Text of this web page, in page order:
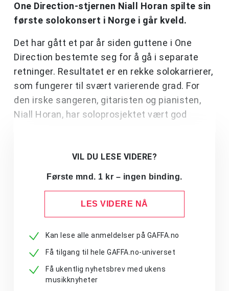
One Direction-stjernen Niall Horan spilte sin
første solokonsert i Norge i går kveld.
Det har gått et par år siden guttene i One
Direction bestemte seg for å gå i separate
retninger. Resultatet er en rekke solokarrierer,
som fungerer til svært varierende grad. For
den irske sangeren, gitaristen og pianisten,
Niall Horan, har soloprosjektet vært god
VIL DU LESE VIDERE?
Første mnd. 1 kr – ingen binding.
LES VIDERE NÅ
Kan lese alle anmeldelser på GAFFA.no
Få tilgang til hele GAFFA.no-universet
Få ukentlig nyhetsbrev med ukens
musikknyheter